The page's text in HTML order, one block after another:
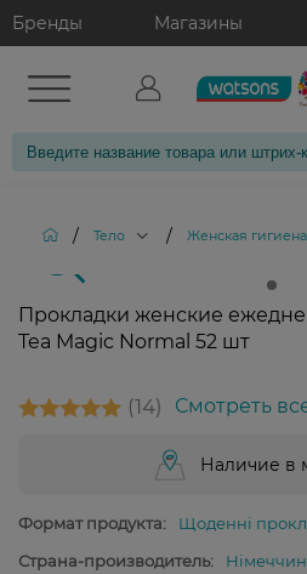
Бренды Магазины
/ Тело / Женская гигиена
Прокладки женские
Tea Magic Normal 52 шт
14 Смотреть
Наличие в
Формат продукта:
Щоденні
Страна-производитель: